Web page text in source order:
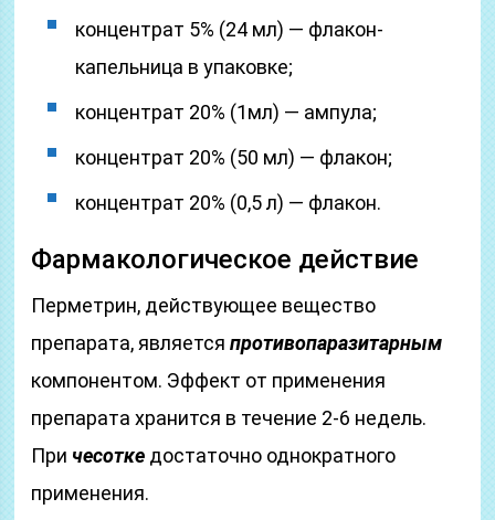
концентрат 5% (24 мл) — флакон-
капельница в упаковке;
концентрат 20% (1мл) — ампула;
концентрат 20% (50 мл) — флакон;
концентрат 20% (0,5 л) — флакон.
Фармакологическое действие
Перметрин, действующее вещество
препарата, являетсяпротивопаразитарным
компонентом. Эффект от применения
препарата хранится в течение 2-6 недель.
При чесотке достаточно однократного
применения.